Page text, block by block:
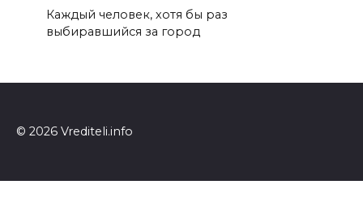
Каждый человек, хотя бы раз
выбиравшийся за город
© 2026 Vrediteli.info